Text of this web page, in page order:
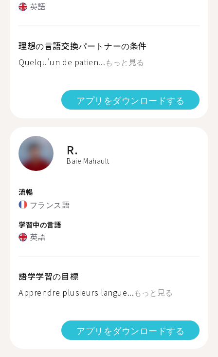
英語
理想の言語交換パートナーの条件
Quelqu'un de patien...もっと見る
アプリをダウンロードする
R.
Baie Mahault
流暢
フランス語
学習中の言語
英語
語学学習の目標
Apprendre plusieurs langue...もっと見る
アプリをダウンロードする